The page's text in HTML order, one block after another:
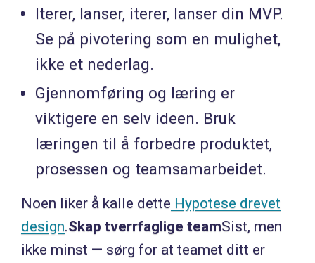
Iterer, lanser, iterer, lanser din MVP.
Se på pivotering som en mulighet,
ikke et nederlag.
Gjennomføring og læring er
viktigere en selv ideen. Bruk
læringen til å forbedre produktet,
prosessen og teamsamarbeidet.
Noen liker å kalle dette Hypotese drevet
design.Skap tverrfaglige teamSist, men
ikke minst — sørg for at teamet ditt er